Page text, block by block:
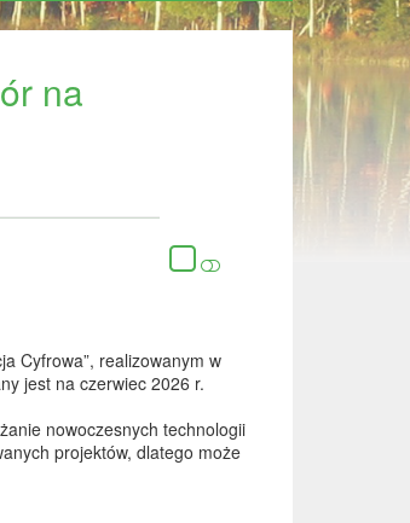
na
Cyfrowa”, realizowanym w
jest na czerwiec 2026 r.
nowoczesnych technologii
projektów, dlatego może